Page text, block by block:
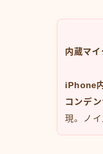
内蔵マイ
iPhone
コンデ
現。ノイ